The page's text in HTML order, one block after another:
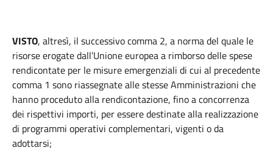
VISTO, altresì, il successivo comma 2, a norma del quale le
risorse erogate dall’Unione europea a rimborso delle spese
rendicontate per le misure emergenziali di cui al precedente
comma 1 sono riassegnate alle stesse Amministrazioni che
hanno proceduto alla rendicontazione, fino a concorrenza
dei rispettivi importi, per essere destinate alla realizzazione
di programmi operativi complementari, vigenti o da
adottarsi;